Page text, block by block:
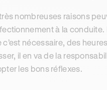
nombreuses raisons
à la conduite.
c’est nécessaire, des
il en va de la
les bons réflexes.